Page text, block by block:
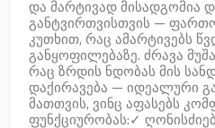
და მარტივად მისადგომია
განტვირთვისთვის —
კუთხით, რაც ამარტივებს
განყოფილებაზე. ძრავა
რაც ზრდის ნდობას მის
დაქირავება — იდეალური
მათთვის, ვინც აფასებს
ფუნქციურობას:✓